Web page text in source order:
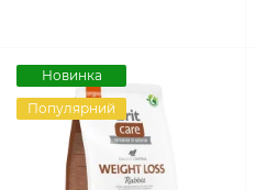
Новинка
Популярний